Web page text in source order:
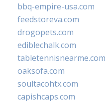
bbq-empire-usa.com
feedstoreva.com
drogopets.com
ediblechalk.com
tabletennisnearme.com
oaksofa.com
soultacohtx.com
capishcaps.com